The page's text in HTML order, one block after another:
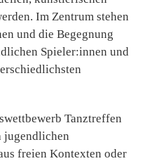
Im Zentrum stehen
und die Begegnung
Spieler:innen und
Tanztreffen
jugendlichen
freien Kontexten oder